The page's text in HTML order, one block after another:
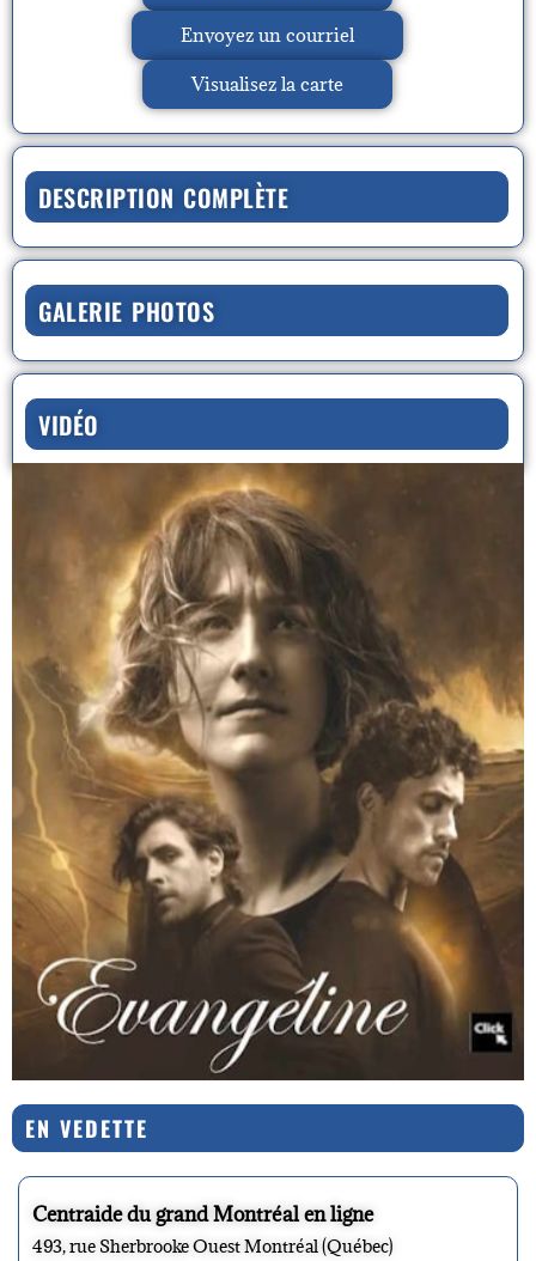
Envoyez un courriel
Visualisez la carte
DESCRIPTION COMPLÈTE
GALERIE PHOTOS
VIDÉO
EN VEDETTE
Centraide du grand Montréal en ligne
493, rue Sherbrooke Ouest Montréal (Québec)